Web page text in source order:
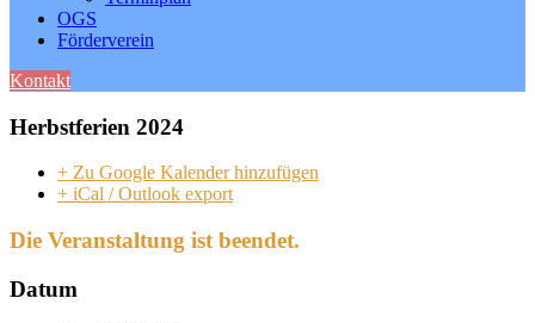
OGS
Förderverein
Kontakt
Herbstferien 2024
+ Zu Google Kalender hinzufügen
+ iCal / Outlook export
Die Veranstaltung ist beendet.
Datum